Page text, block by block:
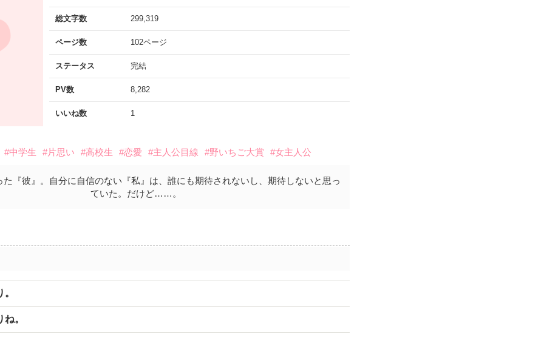
総文字数 299,319
ページ数 102ページ
ステータス 完結
PV数 8,282
いいね数 1
#中学生 #片思い #高校生 #恋愛 #主人公目線 #野いちご大賞 #女主人公
た『彼』。自分に自信のない『私』は、誰にも期待されないし、期待しないと思っ
ていた。だけど……。
。